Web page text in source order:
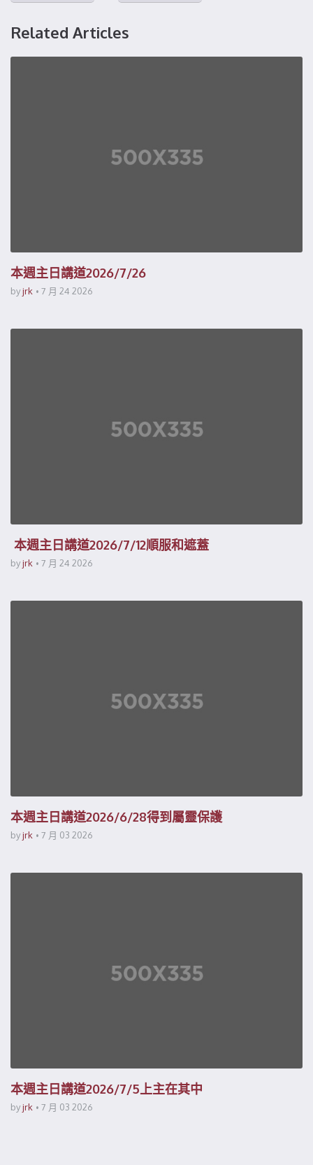
Related Articles
本週主日講道2026/7/26
byjrk 7 月 24 2026
本週主日講道2026/7/12順服和遮蓋
byjrk 7 月 24 2026
本週主日講道2026/6/28得到屬靈保護
byjrk 7 月 03 2026
本週主日講道2026/7/5上主在其中
byjrk 7 月 03 2026